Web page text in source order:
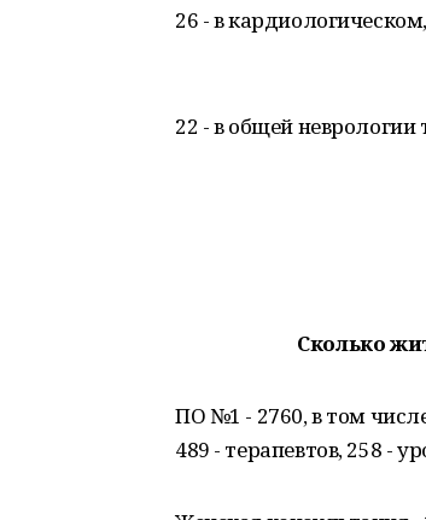
26 - в кардиологическом,
22 - в общей неврологии
Сколько
ПО №1 - 2760, в том
489 - терапевтов, 258 -